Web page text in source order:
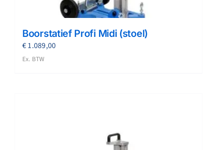
Boorstatief Profi Midi (stoel)
€1.089,00
Ex. BTW